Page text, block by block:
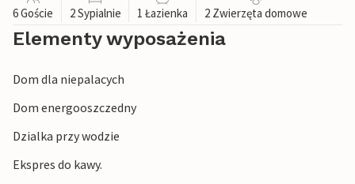
6 Goście 2 Sypialnie 1 Łazienka 2 Zwierzęta domowe
Elementy wyposażenia
Dom dla niepalacych
Dom energooszczedny
Dzialka przy wodzie
Ekspres do kawy.